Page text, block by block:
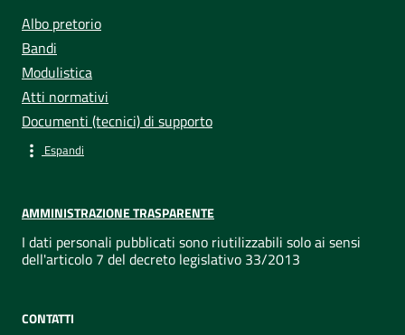
Albo pretorio
Bandi
Modulistica
Atti normativi
Documenti (tecnici) di supporto
Espandi
AMMINISTRAZIONE TRASPARENTE
I dati personali pubblicati sono riutilizzabili solo ai sensi
dell'articolo 7 del decreto legislativo 33/2013
CONTATTI